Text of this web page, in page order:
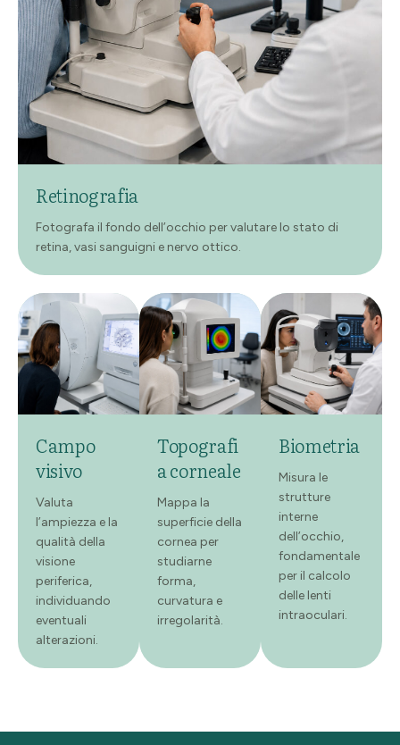
Retinografia
Fotografa il fondo dell’occhio per valutare lo stato di
retina, vasi sanguigni e nervo ottico.
Campo
visivo
Valuta
l’ampiezza e la
qualità della
visione
periferica,
individuando
eventuali
alterazioni.
Topografi
a corneale
Mappa la
superficie della
cornea per
studiarne
forma,
curvatura e
irregolarità.
Biometria
Misura le
strutture
interne
dell’occhio,
fondamentale
per il calcolo
delle lenti
intraoculari.